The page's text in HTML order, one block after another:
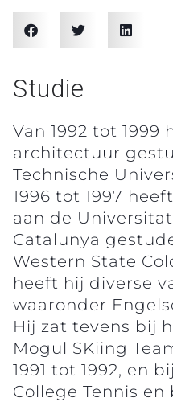
Studie
Van 1992 tot 1999
architectuur
Technische
1996 tot 1997
aan de
Catalunya
Western State
heeft hij diverse
waaronder
Hij zat tevens bij
Mogul SKiing
1991 tot 1992, en
College Tennis